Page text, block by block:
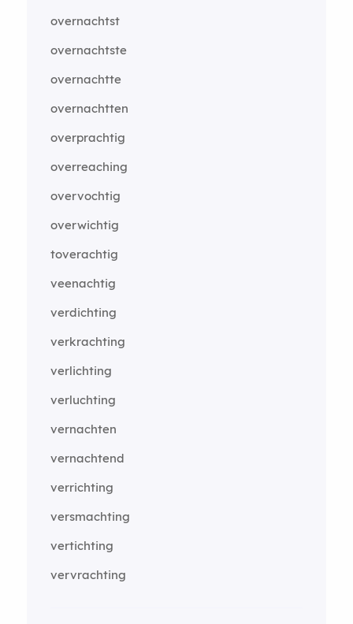
overnachtst
overnachtste
overnachtte
overnachtten
overprachtig
overreaching
overvochtig
overwichtig
toverachtig
veenachtig
verdichting
verkrachting
verlichting
verluchting
vernachten
vernachtend
verrichting
versmachting
vertichting
vervrachting